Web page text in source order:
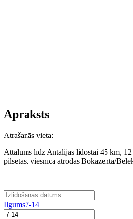
Apraksts
Atrašanās vieta:
Attālums līdz Antālijas lidostai 45 km,
pilsētas, viesnīca atrodas Bokazentā/
Ilgums7-14